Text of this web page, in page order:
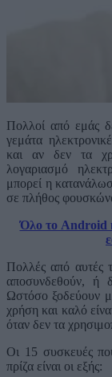
Πολλοί από εμάς
γεμάτα
και αν δεν τα
λογαριασμό
μπορεί η
σε πλήθος
Όλο το Android
Πολλές από αυτές
αποσυνδεθούν, ή
Ωστόσο ξοδεύουν
χρήση και καλό
όταν δεν τα
Οι 15 συσκευές
πρίζα είναι οι εξής: